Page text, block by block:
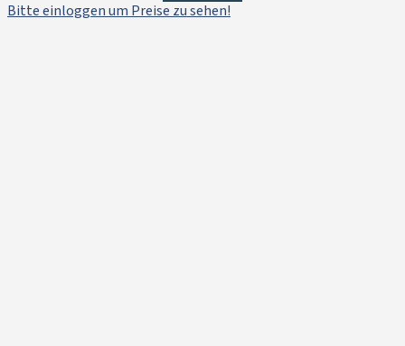
Bitte einloggen um Preise zu sehen!